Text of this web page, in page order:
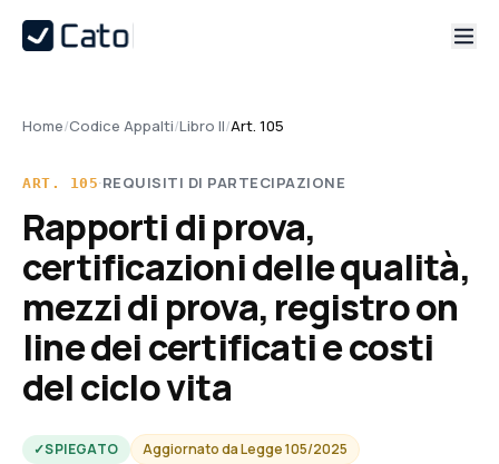
Home/Codice Appalti/Libro II/Art. 105
ART. 105·REQUISITI DI PARTECIPAZIONE
Rapporti di prova,
certificazioni delle qualità,
mezzi di prova, registro on
line dei certificati e costi
del ciclo vita
✓SPIEGATO Aggiornato daLegge 105/2025